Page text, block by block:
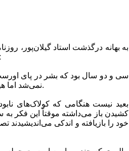
به بهانه درگذشت استاد گیلان‌پور،
اورست را می‌خوانیم، کتابی به قلم کاظم گیلان‌پور که از نگاه او به ورزش خبر می‌دهد:
سی و دو سال بود که بشر در پای
نمی‌شد اما هیچگاه نیز از پای نمی‌نشست و حتی فکر انصراف از ادامه این تلاش را به‌سر راه نمی‌داد.
بعید نیست هنگامی که کولاک‌های
کشیدن باز می‌داشته موقتاً این فکر به
خود را بازیافته و اندکی